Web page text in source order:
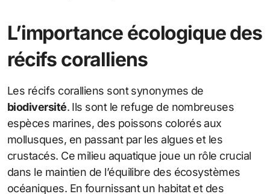
L’importance écologique des
récifs coralliens
Les récifs coralliens sont synonymes de
biodiversité. Ils sont le refuge de nombreuses
espèces marines, des poissons colorés aux
mollusques, en passant par les algues et les
crustacés. Ce milieu aquatique joue un rôle crucial
dans le maintien de l’équilibre des écosystèmes
océaniques. En fournissant un habitat et des